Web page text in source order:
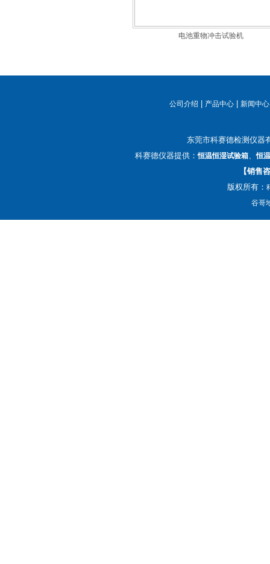
电池重物冲击试验机
公司介绍 | 产品中心 |新闻中心
东莞市科赛德检测仪
科赛德仪器提供：恒温恒湿试验箱 、恒
【销售
版权所有：
谷哥